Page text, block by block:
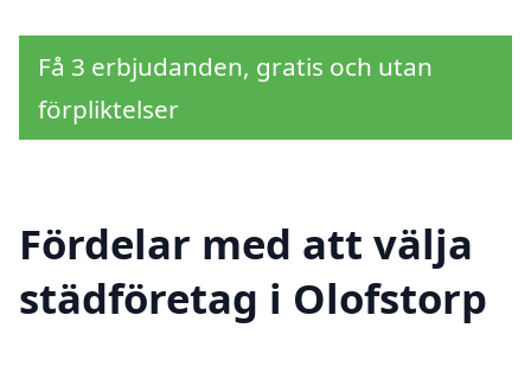
Få 3 erbjudanden, gratis och utan
förpliktelser
Fördelar med att välja
städföretag i Olofstorp